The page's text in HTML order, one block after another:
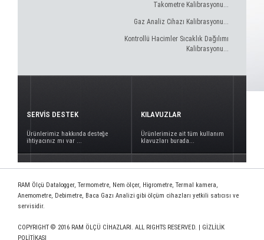
Takometre Kalibrasyonu...
Gaz Analiz Cihazı Kalibrasyonu...
Kontrollü Hacimler Sıcaklık Dağılımı
Kalibrasyonu...
SERVİS DESTEK
Ürünlerimiz hakkında desteğe
ihtiyacınız mı var ...
KILAVUZLAR
Ürünlerimize ait tüm kullanım
klavuzları burada...
RAM Ölçü Datalogger, Termometre, Nem ölçer, Higrometre, Termal kamera,
Anemometre, Debimetre, Baca Gazı Analizi gibi ölçüm cihazları yetkili satıcısı ve
servisidir.
COPYRIGHT © 2016 RAM ÖLÇÜ CİHAZLARI. ALL RIGHTS RESERVED. | GİZLİLİK
POLİTİKASI